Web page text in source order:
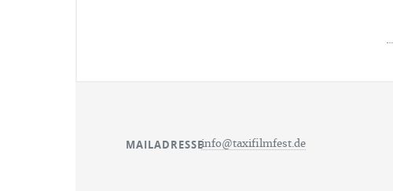
MAILADRESSEinfo@taxifilmfest.de